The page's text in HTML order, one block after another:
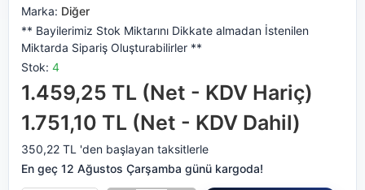
Marka: Diğer
** Bayilerimiz Stok Miktarını Dikkate almadan İstenilen
Miktarda Sipariş Oluşturabilirler **
Stok: 4
1.459,25 TL (Net - KDV Hariç)
1.751,10 TL (Net - KDV Dahil)
350,22 TL 'den başlayan taksitlerle
En geç 12 Ağustos Çarşamba günü kargoda!